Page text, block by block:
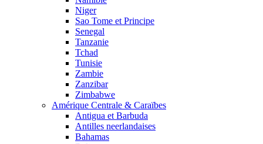
Niger
Sao Tome et Principe
Senegal
Tanzanie
Tchad
Tunisie
Zambie
Zanzibar
Zimbabwe
Amérique Centrale & Caraïbes
Antigua et Barbuda
Antilles neerlandaises
Bahamas